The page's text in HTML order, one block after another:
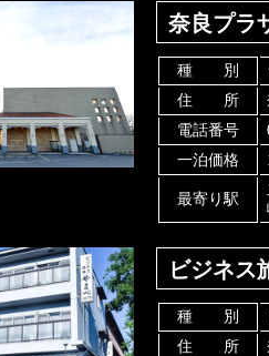
奈良プラ
種 別
住 所
電話番号
一泊価格
最寄り駅
ビジネス
種 別
住 所